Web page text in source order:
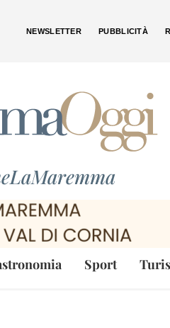
NEWSLETTER PUBBLICITÀ
Sport